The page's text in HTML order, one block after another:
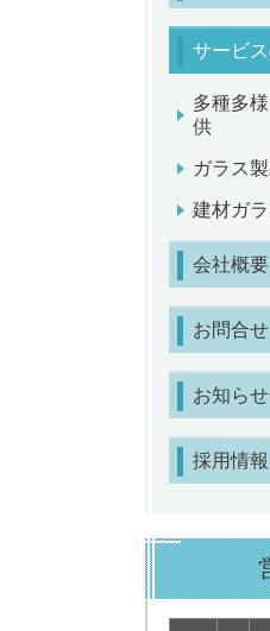
サービ
多種多
供
ガラス
建材ガ
会社概要
お問合せ
お知ら
採用情報